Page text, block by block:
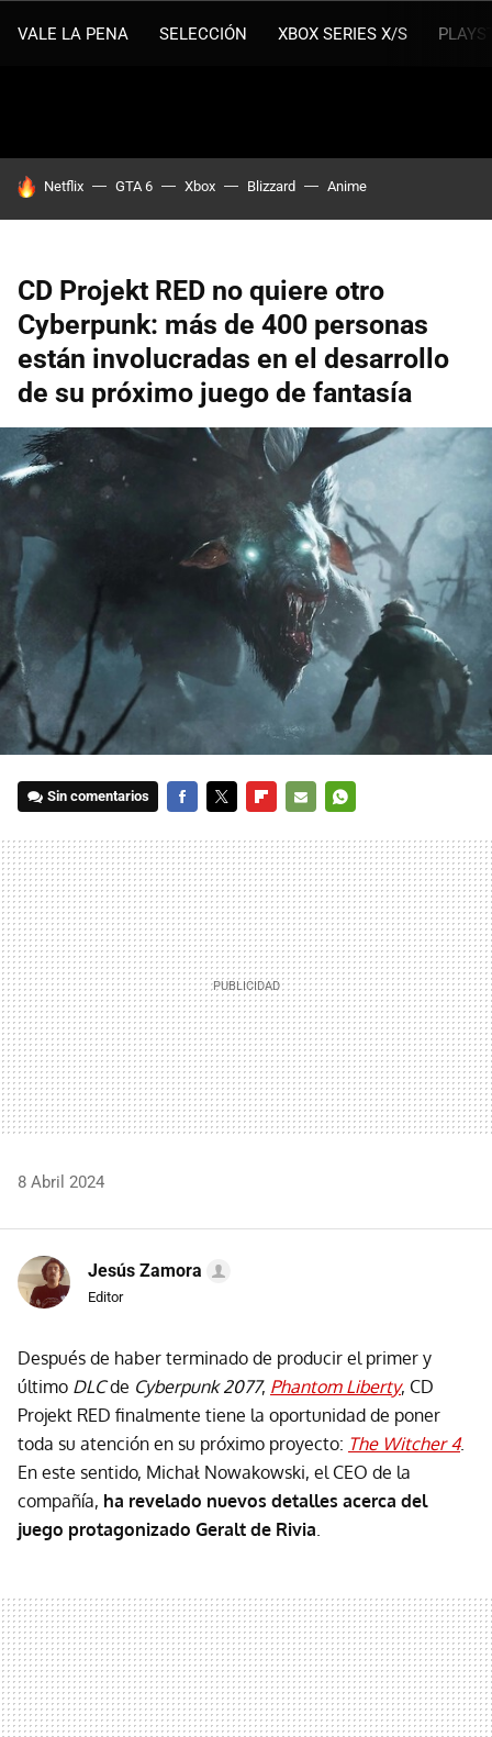
VALE LA PENA SELECCIÓN XBOX SERIES X/S
HOY SE HABLA DE
Netflix GTA 6 Xbox Blizzard Anime
CD Projekt RED no quiere otro
Cyberpunk: más de 400 personas
están involucradas en el desarrollo
de su próximo juego de fantasía
Sin comentarios
MAIL
8 Abril 2024
Jesús Zamora
Editor
Después de haber terminado de producir el primer y
último DLCde Cyberpunk 2077, Phantom Liberty, CD
Projekt RED finalmente tiene la oportunidad de poner
toda su atención en su próximo proyecto: The Witcher 4.
En este sentido, Michał Nowakowski, el CEO de la
compañía, ha revelado nuevos detalles acerca del
juego protagonizado Geralt de Rivia.